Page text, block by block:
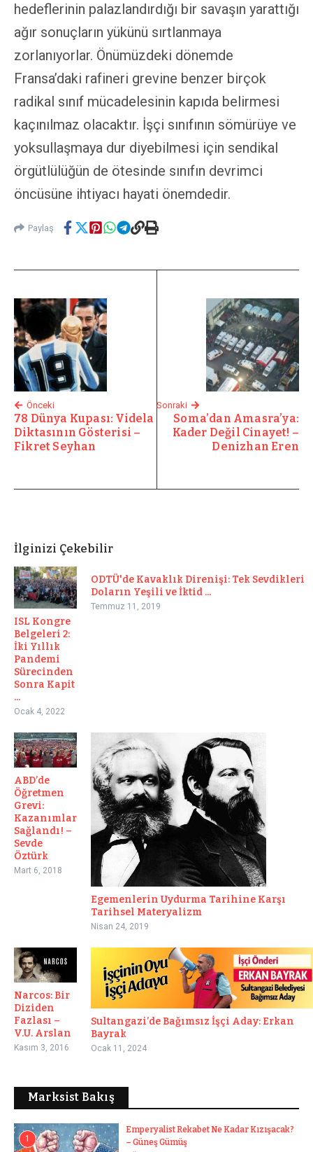
hedeflerinin palazlandırdığı bir savaşın yarattığı
ağır sonuçların yükünü sırtlanmaya
zorlanıyorlar. Önümüzdeki dönemde
Fransa’daki rafineri grevine benzer birçok
radikal sınıf mücadelesinin kapıda belirmesi
kaçınılmaz olacaktır. İşçi sınıfının sömürüye ve
yoksullaşmaya dur diyebilmesi için sendikal
örgütlülüğün de ötesinde sınıfın devrimci
öncüsüne ihtiyacı hayati önemdedir.
Paylaş
Önceki
78 Dünya Kupası: Videla
Diktasının Gösterisi –
Fikret Seyhan
Sonraki
Soma’dan Amasra’ya:
Kader Değil Cinayet! –
Denizhan Eren
İlginizi Çekebilir
ISL Kongre
Belgeleri 2:
İki Yıllık
Pandemi
Sürecinden
Sonra Kapit
...
Ocak 4, 2022
ODTÜ'de Kavaklık Direnişi: Tek Sevdikleri
Doların Yeşili ve İktid ...
Temmuz 11, 2019
ABD’de
Öğretmen
Grevi:
Kazanımlar
Sağlandı! –
Sevde
Öztürk
Mart 6, 2018
Egemenlerin Uydurma Tarihine Karşı
Tarihsel Materyalizm
Nisan 24, 2019
Narcos: Bir
Diziden
Fazlası –
V.U. Arslan
Kasım 3, 2016
Sultangazi’de Bağımsız İşçi Aday: Erkan
Bayrak
Ocak 11, 2024
Marksist Bakış
1
Emperyalist Rekabet Ne Kadar Kızışacak?
– Güneş Gümüş